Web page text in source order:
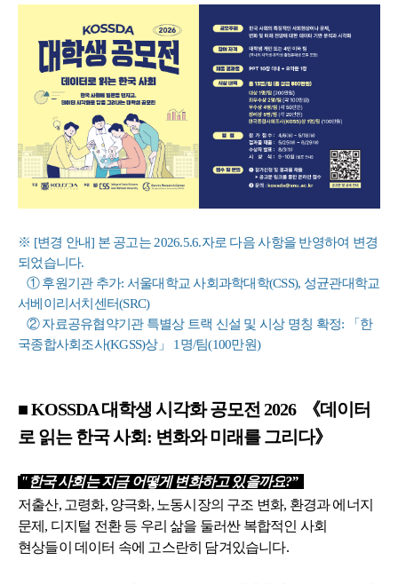
※ [변경 안내] 본 공고는 2026.5.6.자로 다음 사항을 반영하여 변경
되었습니다.
① 후원기관 추가: 서울대학교 사회과학대학(CSS), 성균관대학교
서베이리서치센터(SRC)
② 자료공유협약기관 특별상 트랙 신설 및 시상 명칭 확정: 「한
국종합사회조사(KGSS)상」 1명/팀(100만원)
■ KOSSDA 대학생 시각화 공모전 2026
《데이터
로 읽는 한국 사회: 변화와 미래를 그리다》
"한국 사회는 지금 어떻게 변화하고 있을까요?”
저출산, 고령화, 양극화, 노동시장의 구조 변화, 환경과 에너지
문제 , 디지털 전환 등 우리 삶을 둘러싼 복합적인 사회
현상들이 데이터 속에 고스란히 담겨있습니다.